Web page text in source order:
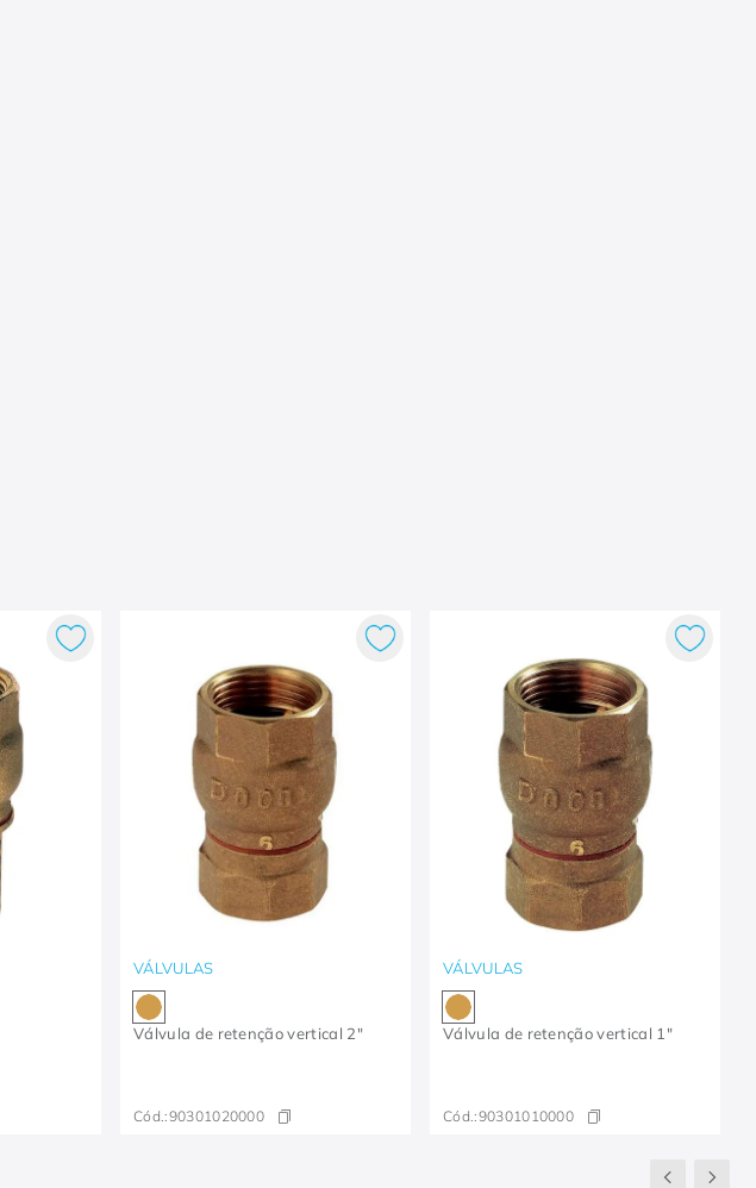
VÁLVULAS
Válvula de retenção vertical 2"
Cód.:90301020000
VÁLVULAS
Válvula de retenção vertical 1"
Cód.:90301010000